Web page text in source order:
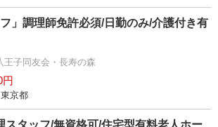
フ」調理師免許必須/日勤のみ/介護付き有
王子同友会・長寿の森
円
京都
スタッフ/無資格可/住宅型有料老人ホー